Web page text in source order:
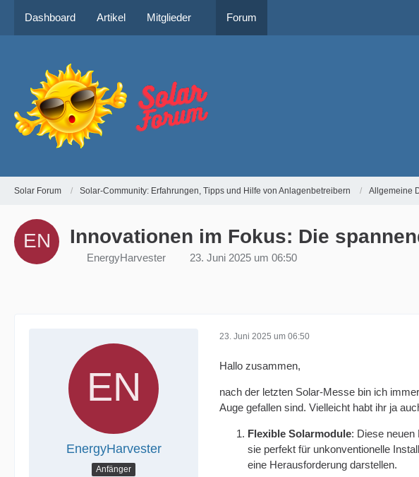
Dashboard Artikel Mitglieder Forum
Solar Forum Solar-Community: Erfahrungen, Tipps und Hilfe von Anlagenbetreibern Allgemeine
Innovationen im Fokus: Die
EnergyHarvester 23. Juni 2025 um 06:50
EnergyHarvester
Anfänger
23. Juni 2025 um 06:50
Hallo zusammen,
nach der letzten Solar-Messe bin ich
Auge gefallen sind. Vielleicht habt ihr ja
Flexible Solarmodule: Diese neuen
sie perfekt für unkonventionelle
eine Herausforderung darstellen.